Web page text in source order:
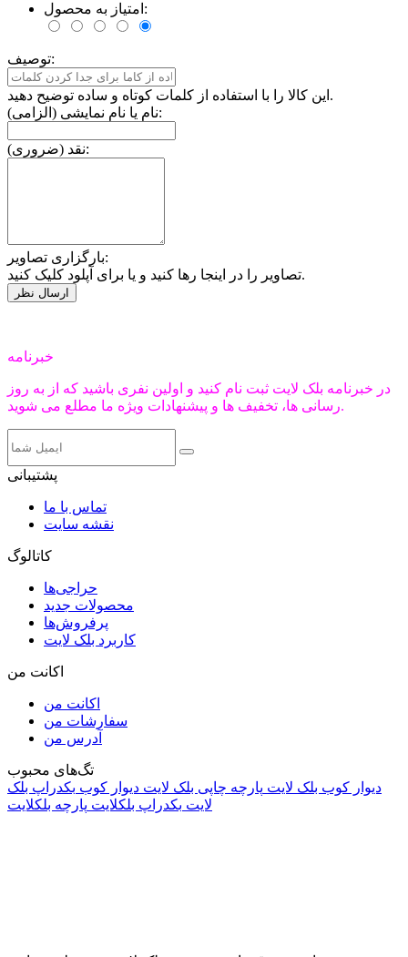
امتیاز به محصول:
توصیف:
این کالا را با استفاده از کلمات کوتاه و ساده توضیح دهید.
نام یا نام نمایشی (الزامی):
نقد (ضروری):
بارگزاری تصاویر:
تصاویر را در اینجا رها کنید و یا برای آپلود کلیک کنید.
خبرنامه
در خبرنامه بلک لایت ثبت نام کنید و اولین نفری باشید که از به روز
رسانی ها، تخفیف ها و پیشنهادات ویژه ما مطلع می شوید.
پشتیبانی
تماس با ما
نقشه سایت
کاتالوگ
حراجی‌ها
محصولات جدید
پرفروش‌ها
کاربرد بلک لایت
اکانت من
اکانت من
سفارشات من
آدرس من
تگ‌های محبوب
دیوار کوب بلک لایت پارچه چاپی بلک لایت دیوار کوب بکدراپ بلک
لایت بکدراپ بلکلایت پارچه بلکلایت